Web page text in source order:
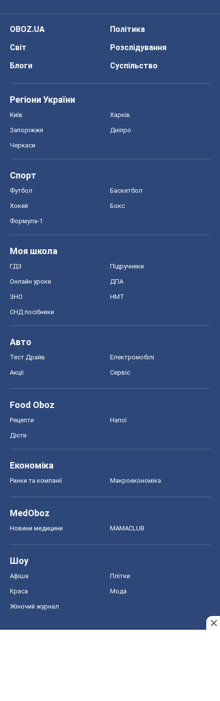
OBOZ.UA
Політика
Світ
Розслідування
Блоги
Суспільство
Регіони України
Київ Харків
Запоріжжя Дніпро
Черкаси
Спорт
Футбол Баскетбол
Хокей Бокс
Формула-1
Моя школа
ГДЗ Підручники
Онлайн уроки ДПА
ЗНО НМТ
СНД посібники
Авто
Тест Драйв Електромобілі
Акції Сервіс
Food Oboz
Рецепти Напої
Дієти
Економіка
Ринки та компанії Макроекономіка
MedOboz
Новини медицини MAMACLUB
Шоу
Афіша Плітки
Краса Мода
Жіночий журнал